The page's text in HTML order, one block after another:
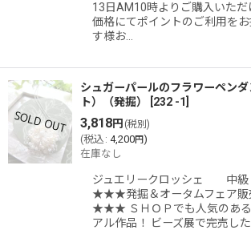
13日AM10時よりご購入いただ
価格にてポイントのご利用を
す様お…
シュガーパールのフラワーペン
ト）（発掘）
232 -1
3,818円 (税別)
(税込 : 4,200円)
在庫なし
ジュエリークロッシェ 中
★★★発掘＆オータムフェア販
★★★ ＳＨＯＰでも人気のある
アル作品！ ビーズ展で完売し